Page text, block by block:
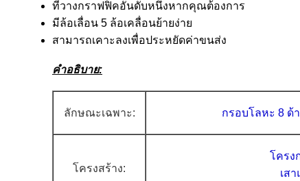
ที่วางกราฟฟิคอันดับหนึ่งหากคุณต้องการ
มีล้อเลื่อน 5 ล้อเคลื่อนย้ายง่าย
สามารถเคาะลงเพื่อประหยัดค่าขนส่ง
คำอธิบาย:
ลักษณะเฉพาะ: กรอบโลหะ 8 ด้
โครงสร้าง:
โครง
เส